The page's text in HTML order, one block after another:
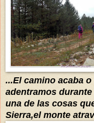
...El camino acaba
adentramos
una de las cosas
Sierra,el monte